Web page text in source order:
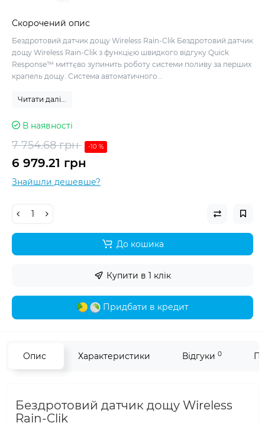
Скорочений опис
Бездротовий датчик дощу Wireless Rain-Clik Бездротовий датчик
дощу Wireless Rain-Clik з функцією швидкого відгуку Quick
Response™ миттєво зупинить роботу системи поливу за перших
крапель дощу. Система автоматичного...
Читати далі...
В наявності
7 754.68 грн -10 %
6 979.21 грн
Знайшли дешевше?
До кошика
Купити в 1 клік
Придбати в кредит
Опис Характеристики Відгуки 0
Бездротовий датчик дощу Wireless
Rain-Clik